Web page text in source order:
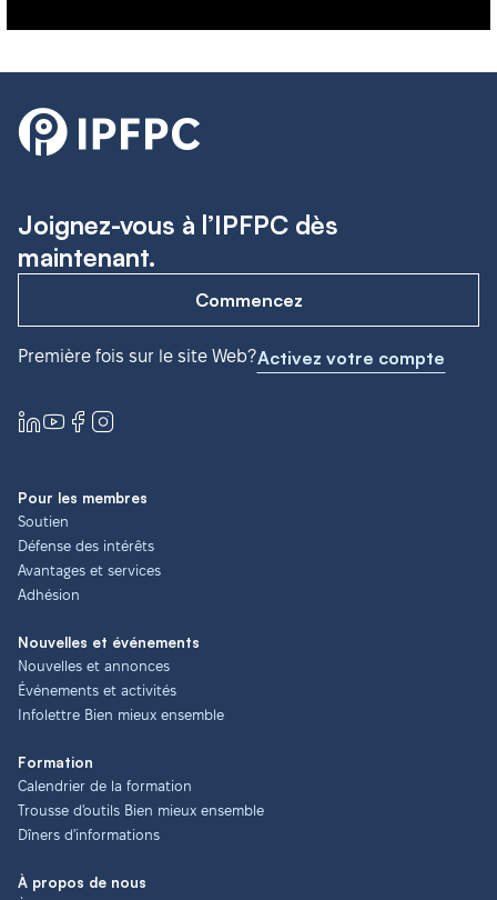
Joignez-vous à l’IPFPC dès
maintenant.
Commencez
Première fois sur le site Web?Activez votre compte
Pour les membres
Soutien
Défense des intérêts
Avantages et services
Adhésion
Nouvelles et événements
Nouvelles et annonces
Événements et activités
Infolettre Bien mieux ensemble
Formation
Calendrier de la formation
Trousse d'outils Bien mieux ensemble
Dîners d'informations
À propos de nous